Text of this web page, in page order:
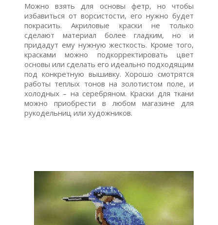
Можно взять для основы фетр, но чтобы
избавиться от ворсистости, его нужно будет
покрасить. Акриловые краски не только
сделают материал более гладким, но и
придадут ему нужную жесткость. Кроме того,
красками можно подкорректировать цвет
основы или сделать его идеально подходящим
под конкретную вышивку. Хорошо смотрятся
работы теплых тонов на золотистом поле, и
холодных – на серебряном. Краски для ткани
можно приобрести в любом магазине для
рукодельниц или художников.